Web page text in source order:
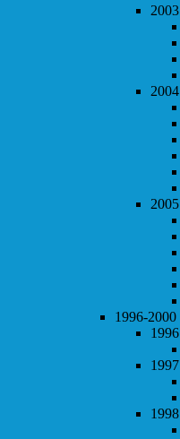
2003
2004
2005
1996-2000
1996
1997
1998